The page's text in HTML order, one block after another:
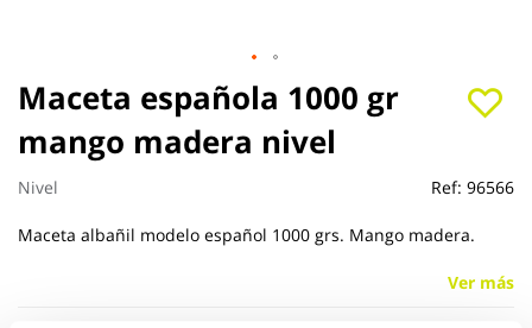
Maceta española 1000 gr
mango madera nivel
Nivel Ref: 96566
Maceta albañil modelo español 1000 grs. Mango madera.
Ver más
Saltar
al
comienzo
de
la
de